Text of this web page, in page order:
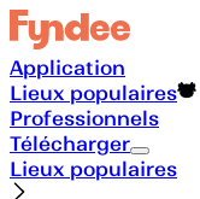
Application
Lieux populaires
Professionnels
Télécharger
Lieux populaires